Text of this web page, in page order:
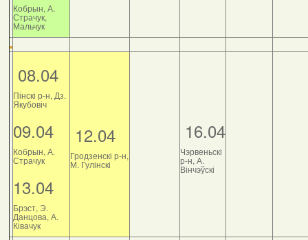
Кобрын, А.
Страчук,
Мальчук
08.04
Пінскі р-н, Дз.
Якубовіч
09.04
Кобрын, А.
Страчук
13.04
Брэст, Э.
Данцова, А.
Ківачук
12.04
Гродзенскі р-н,
М. Гулінскі
16.04
Чэрвеньскі
р-н, А.
Вінчэўскі